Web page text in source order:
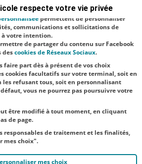
façon
consommer
produits du
plus
responsable...
respecte votre vie privée
permettent de personnaliser
communications et sollicitations de
à votre intention.
de partager du contenu sur Facebook
descookies de Réseaux Sociaux.
faire part dès à présent de vos choix
cookies facultatifs sur votre terminal, soit en
les refusant tous, soit en personnalisant
vous ne pourrez pas poursuivre votre
être modifié à tout moment, en cliquant
de page.
responsables de traitement et les finalités,
mes choix".
mes choix